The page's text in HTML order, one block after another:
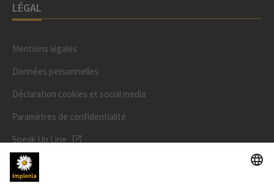
LÉGAL
Mentions légales
Données personnelles
Déclaration cookies et social media
Paramètres de confidentialité
Speak Up Line
PRIX DE L'ACTION